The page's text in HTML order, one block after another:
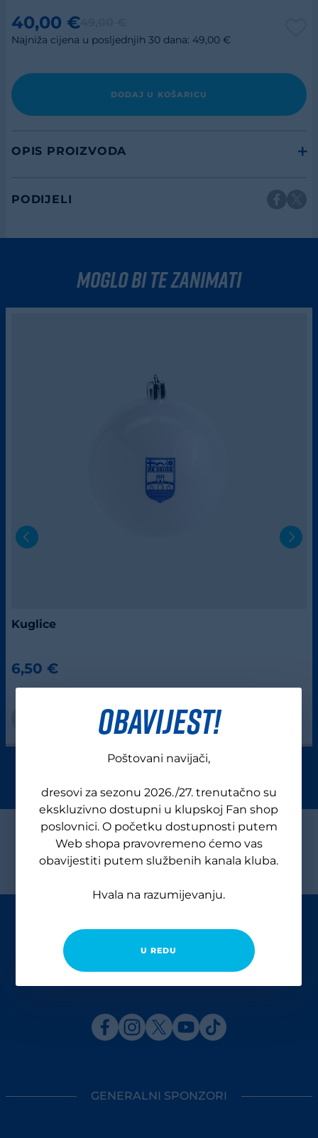
OBAVIJEST!
Poštovani navijači,
dresovi za sezonu 2026./27. trenutačno su
ekskluzivno dostupni u klupskoj Fan shop
poslovnici. O početku dostupnosti putem
Web shopa pravovremeno ćemo vas
obavijestiti putem službenih kanala kluba.
Hvala na razumijevanju.
U REDU
40,00 €
Najniža cijena u posljednjih 30 dana: 49,00 €
DODAJ U KOŠARICU
OPIS PROIZVODA
PODIJELI
moglo bi te zanimati
Kuglice
6,50 €
GENERALNI SPONZORI